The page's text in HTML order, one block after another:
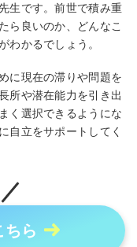
生です。前世で積み重
ら良いのか、どんなこ
わかるでしょう。
に現在の滞りや問題を
所や潜在能力を引き出
く選択できるようにな
自立をサポートしてく
ちら